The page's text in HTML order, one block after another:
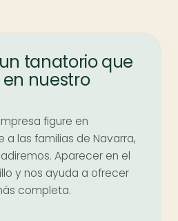
tanatorio que
nuestro
figure en
a las familias de Navarra,
Aparecer en el
y nos ayuda a ofrecer
completa.